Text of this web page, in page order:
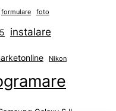
formulare foto
instalare
Nikon